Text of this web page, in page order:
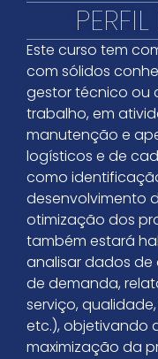
Este curso tem
com sólidos
gestor técnico ou
trabalho, em
manutenção e
logísticos e de
como
desenvolvimento
otimização dos
também estará
analisar dados de
de demanda,
serviço,
etc.), objetivando
maximização da